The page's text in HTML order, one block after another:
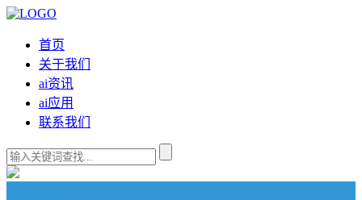
首页
关于我们
ai资讯
ai应用
联系我们